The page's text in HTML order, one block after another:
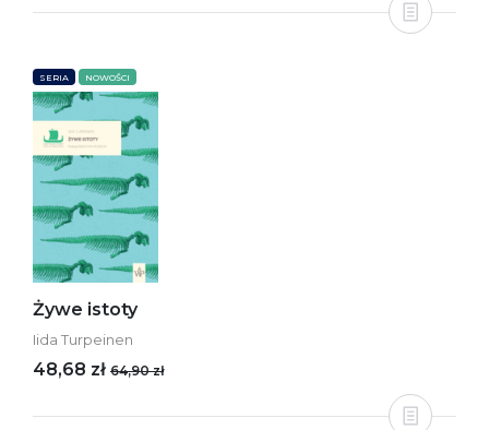
SERIA NOWOŚCI
Żywe istoty
Iida Turpeinen
48,68 zł 64,90 zł